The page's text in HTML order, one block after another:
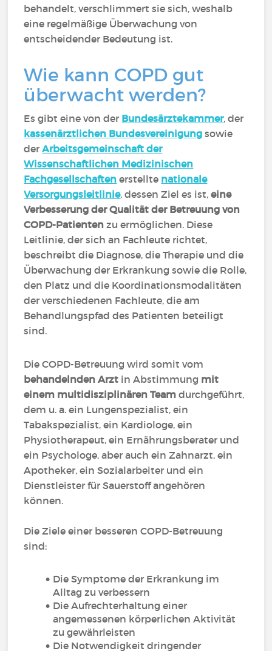
behandelt, verschlimmert sie sich, weshalb
eine regelmäßige Überwachung von
entscheidender Bedeutung ist.
Wie kann COPD gut
überwacht werden?
Es gibt eine von der Bundesärztekammer, der
kassenärztlichen Bundesvereinigung sowie
derArbeitsgemeinschaft der
Wissenschaftlichen Medizinischen
Fachgesellschaften erstellte nationale
Versorgungsleitlinie, dessen Ziel es ist,eine
Verbesserung der Qualität der Betreuung von
COPD-Patientenzu ermöglichen. Diese
Leitlinie, der sich an Fachleute richtet,
beschreibt die Diagnose, die Therapie und die
Überwachung der Erkrankung sowie die Rolle,
den Platz und die Koordinationsmodalitäten
der verschiedenen Fachleute, die am
Behandlungspfad des Patienten beteiligt
sind.
Die COPD-Betreuung wird somit vom
behandelnden Arzt in Abstimmung mit
einem multidisziplinären Team durchgeführt,
dem u. a. ein Lungenspezialist, ein
Tabakspezialist, ein Kardiologe, ein
Physiotherapeut, ein Ernährungsberater und
ein Psychologe, aber auch ein Zahnarzt, ein
Apotheker, ein Sozialarbeiter und ein
Dienstleister für Sauerstoff angehören
können.
Die Ziele einer besseren COPD-Betreuung
sind:
Die Symptome der Erkrankung im
Alltag zu verbessern
Die Aufrechterhaltung einer
angemessenen körperlichen Aktivität
zu gewährleisten
Die Notwendigkeit dringender